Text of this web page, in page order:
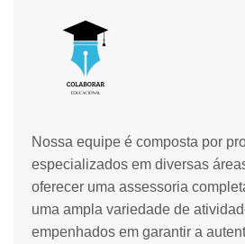
Nossa equipe é composta por
especializados em diversas
oferecer uma assessoria
uma ampla variedade de
empenhados em garantir a